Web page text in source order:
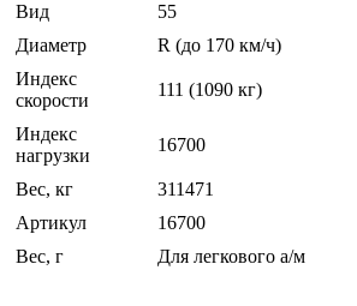
Вид
55
Диаметр
R (до 170 км/ч)
Индекс
скорости
111 (1090 кг)
Индекс
нагрузки
16700
Вес, кг
311471
Артикул
16700
Вес, г
Для легкового а/м